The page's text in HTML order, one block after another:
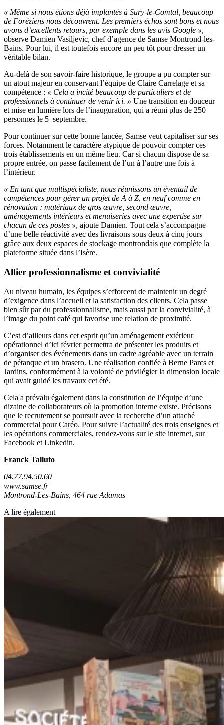
« Même si nous étions déjà implantés à Sury-le-Comtal, beaucoup
de Foréziens nous découvrent. Les premiers échos sont bons et nous
avons d’excellents retours, par exemple dans les avis Google »,
observe Damien Vasiljevic, chef d’agence de Samse Montrond-les-
Bains. Pour lui, il est toutefois encore un peu tôt pour dresser un
véritable bilan.
Au-delà de son savoir-faire historique, le groupe a pu compter sur
un atout majeur en conservant l’équipe de Claire Carrelage et sa
compétence : « Cela a incité beaucoup de particuliers et de
professionnels à continuer de venir ici. » Une transition en douceur
et mise en lumière lors de l’inauguration, qui a réuni plus de 250
personnes le 5 septembre.
Pour continuer sur cette bonne lancée, Samse veut capitaliser sur ses
forces. Notamment le caractère atypique de pouvoir compter ces
trois établissements en un même lieu. Car si chacun dispose de sa
propre entrée, on passe facilement de l’un à l’autre une fois à
l’intérieur.
« En tant que multispécialiste, nous réunissons un éventail de
compétences pour gérer un projet de A à Z, en neuf comme en
rénovation : matériaux de gros œuvre, second œuvre,
aménagements intérieurs et menuiseries avec une expertise sur
chacun de ces postes », ajoute Damien. Tout cela s’accompagne
d’une belle réactivité avec des livraisons sous deux à cinq jours
grâce aux deux espaces de stockage montrondais que complète la
plateforme située dans l’Isère.
Allier professionnalisme et convivialité
Au niveau humain, les équipes s’efforcent de maintenir un degré
d’exigence dans l’accueil et la satisfaction des clients. Cela passe
bien sûr par du professionnalisme, mais aussi par la convivialité, à
l’image du point café qui favorise une relation de proximité.
C’est d’ailleurs dans cet esprit qu’un aménagement extérieur
opérationnel d’ici février permettra de présenter les produits et
d’organiser des événements dans un cadre agréable avec un terrain
de pétanque et un brasero. Une réalisation confiée à Berne Parcs et
Jardins, conformément à la volonté de privilégier la dimension locale
qui avait guidé les travaux cet été.
Cela a prévalu également dans la constitution de l’équipe d’une
dizaine de collaborateurs où la promotion interne existe. Précisons
que le recrutement se poursuit avec la recherche d’un attaché
commercial pour Caréo. Pour suivre l’actualité des trois enseignes et
les opérations commerciales, rendez-vous sur le site internet, sur
Facebook et Linkedin.
Franck Talluto
04.77.94.50.60
www.samse.fr
Montrond-Les-Bains, 464 rue Adamas
A lire également